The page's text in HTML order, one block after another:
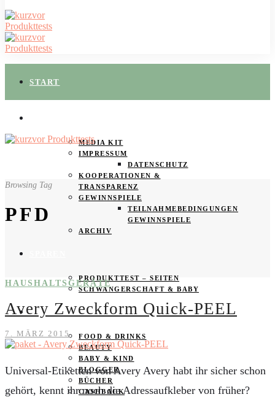
START
MEDIA KIT
IMPRESSUM
DATENSCHUTZ
KOOPERATIONEN &
TRANSPARENZ
GEWINNSPIELE
TEILNAHMEBEDINGUNGEN
GEWINNSPIELE
ARCHIV
PRODUKTTEST – SEITEN
SCHWANGERSCHAFT & BABY
PRODUKTTESTER GESUCHT
FOOD & DRINKS
BEAUTY
BABY & KIND
BLOGGER
BÜCHER
CASHBACK
Browsing Tag
PFD
HAUSHALTSGERÄTE
Avery Zweckform Quick-PEEL
7. MÄRZ 2015
Universal-Etiketten von Avery Avery habt ihr sicher schon
gehört, kennt ihr noch die Adressaufkleber von früher?